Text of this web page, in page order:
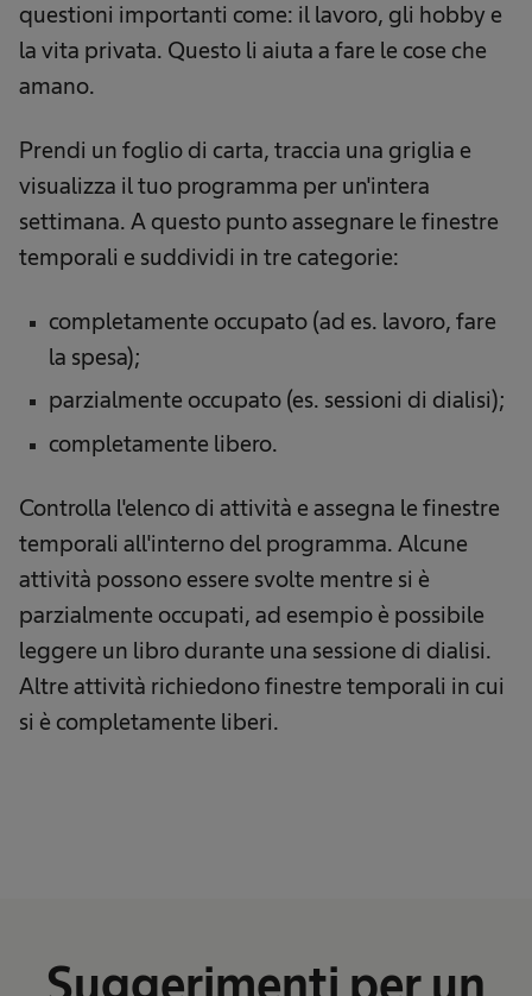
questioni importanti come: il lavoro, gli hobby e
la vita privata. Questo li aiuta a fare le cose che
amano.
Prendi un foglio di carta, traccia una griglia e
visualizza il tuo programma per un'intera
settimana. A questo punto assegnare le finestre
temporali e suddividi in tre categorie:
completamente occupato (ad es. lavoro, fare
la spesa);
parzialmente occupato (es. sessioni di dialisi);
completamente libero.
Controlla l'elenco di attività e assegna le finestre
temporali all'interno del programma. Alcune
attività possono essere svolte mentre si è
parzialmente occupati, ad esempio è possibile
leggere un libro durante una sessione di dialisi.
Altre attività richiedono finestre temporali in cui
si è completamente liberi.
Suggerimenti per un